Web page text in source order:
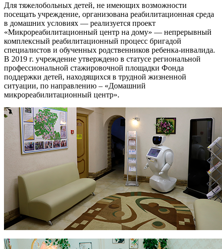
Для тяжелобольных детей, не имеющих возможности
посещать учреждение, организована реабилитационная среда
в домашних условиях — реализуется проект
«Микрореабилитационный центр на дому» — непрерывный
комплексный реабилитационный процесс бригадой
специалистов и обученных родственников ребенка-инвалида.
В 2019 г. учреждение утверждено в статусе региональной
профессиональной стажировочной площадки Фонда
поддержки детей, находящихся в трудной жизненной
ситуации, по направлению – «Домашний
микрореабилитационный центр».